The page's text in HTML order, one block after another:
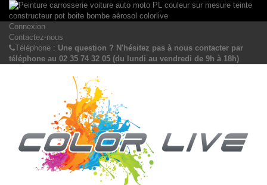
Connexion
Contactez-nous
Téléphone : Une question ? N'hésitez pas à nous contacter par
téléphone au 02 35 74 32 05 (du lundi au vendredi de 9h à 18h)